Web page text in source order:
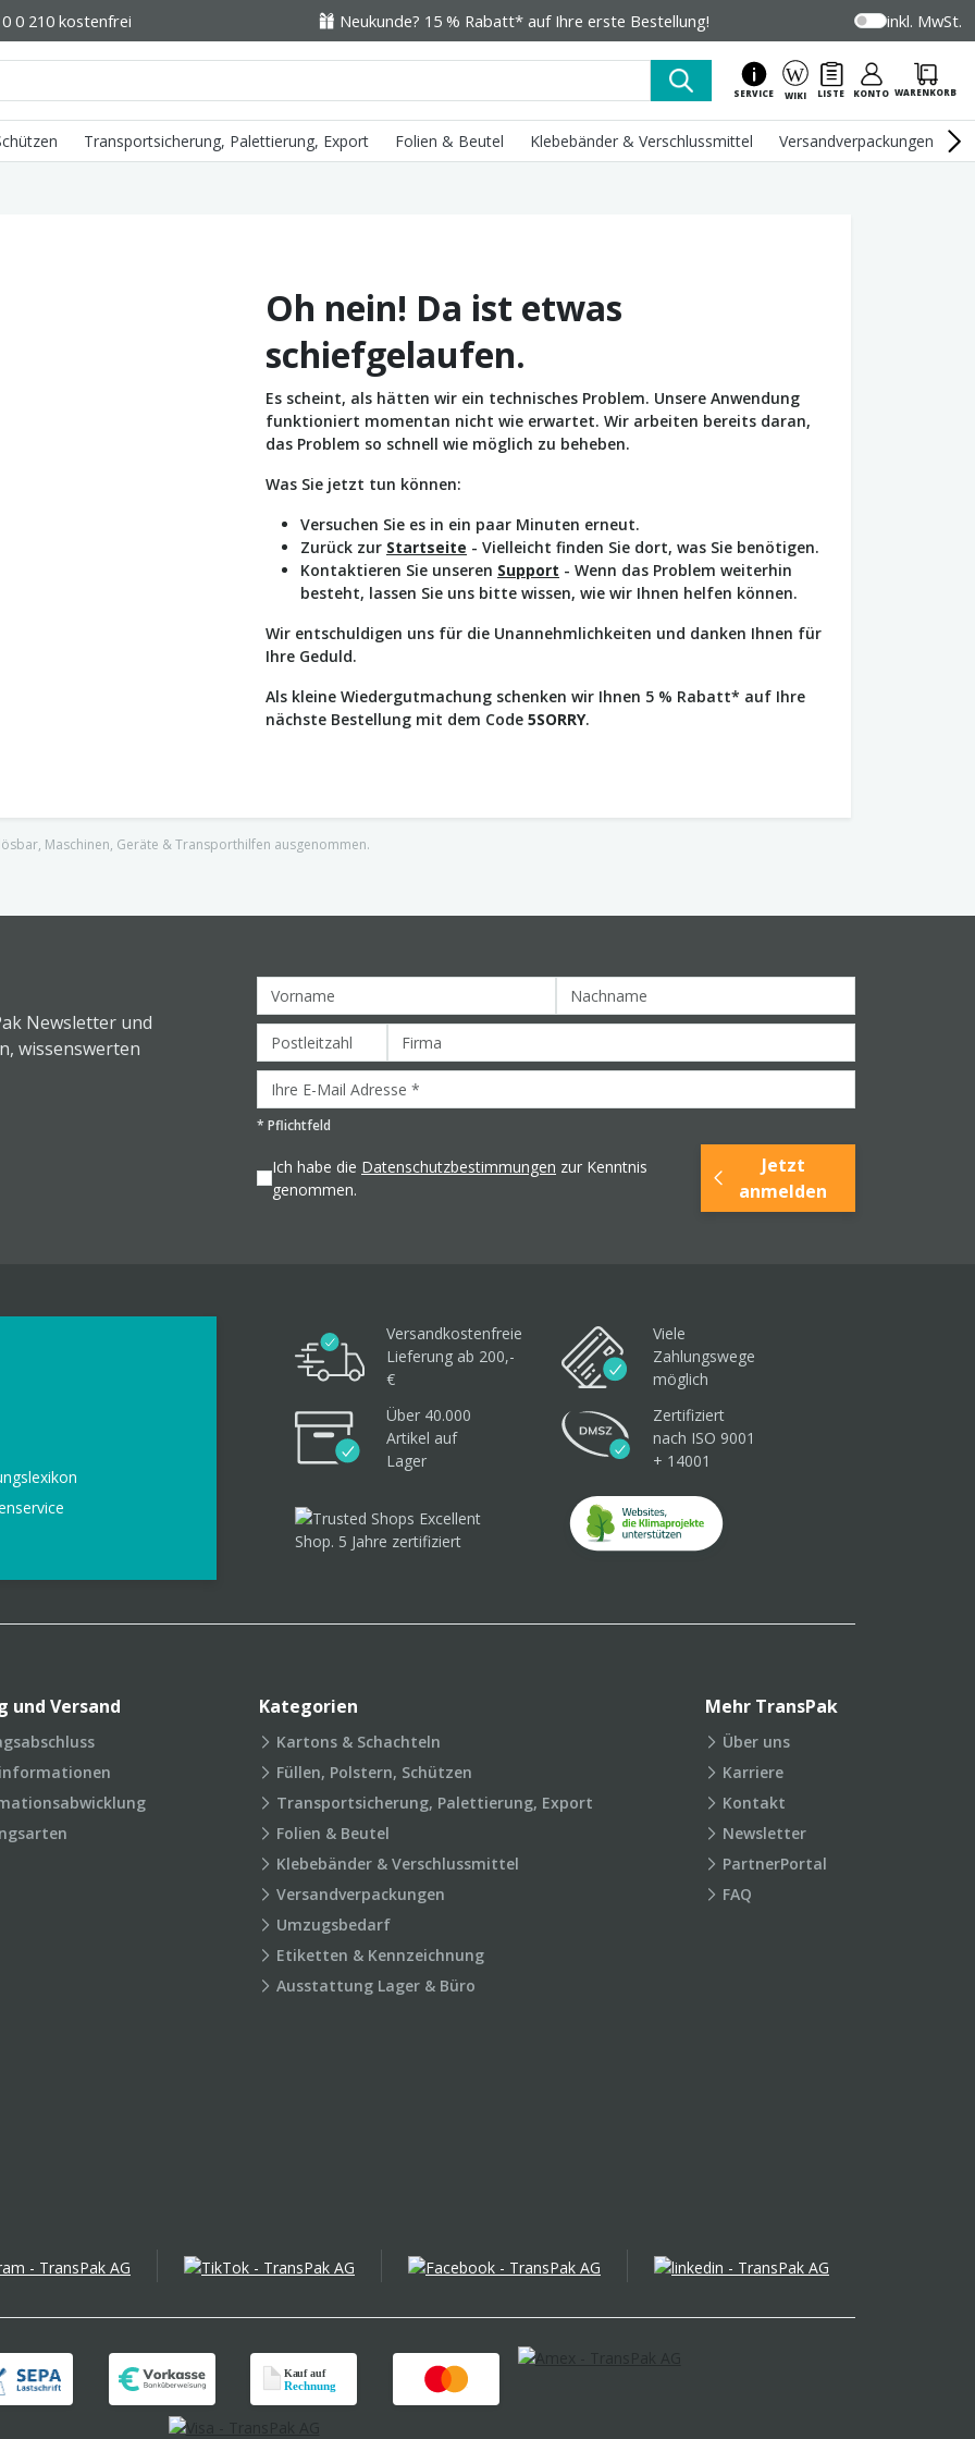
0 210 kostenfrei Neukunde? 15 % Rabatt* auf Ihre erste Bestellung! inkl. MwSt.
SERVICE WIKI LISTE KONTO WARENKORB
Transportsicherung, Palettierung, Export Folien & Beutel Klebebänder & Verschlussmittel Versandverpackungen
Oh nein! Da ist etwas
schiefgelaufen.
Es scheint, als hätten wir ein technisches Problem. Unsere Anwendung
funktioniert momentan nicht wie erwartet. Wir arbeiten bereits daran,
das Problem so schnell wie möglich zu beheben.
Was Sie jetzt tun können:
Versuchen Sie es in ein paar Minuten erneut.
Zurück zur Startseite - Vielleicht finden Sie dort, was Sie benötigen.
Kontaktieren Sie unseren Support - Wenn das Problem weiterhin
besteht, lassen Sie uns bitte wissen, wie wir Ihnen helfen können.
Wir entschuldigen uns für die Unannehmlichkeiten und danken Ihnen für
Ihre Geduld.
Als kleine Wiedergutmachung schenken wir Ihnen 5 % Rabatt* auf Ihre
nächste Bestellung mit dem Code 5SORRY.
Maschinen, Geräte & Transporthilfen ausgenommen.
Newsletter und
wissenswerten
* Pflichtfeld
Ich habe die Datenschutzbestimmungen zur Kenntnis
genommen.
Jetzt
anmelden
Versandkostenfreie
Lieferung ab 200,-
€
Viele
Zahlungswege
möglich
Über 40.000
Artikel auf
Lager
Zertifiziert
nach ISO 9001
+ 14001
und Versand Kategorien
Kartons & Schachteln
Füllen, Polstern, Schützen
Transportsicherung, Palettierung, Export
Folien & Beutel
Klebebänder & Verschlussmittel
Versandverpackungen
Umzugsbedarf
Etiketten & Kennzeichnung
Ausstattung Lager & Büro
Mehr TransPak
Über uns
Karriere
Kontakt
Newsletter
PartnerPortal
FAQ